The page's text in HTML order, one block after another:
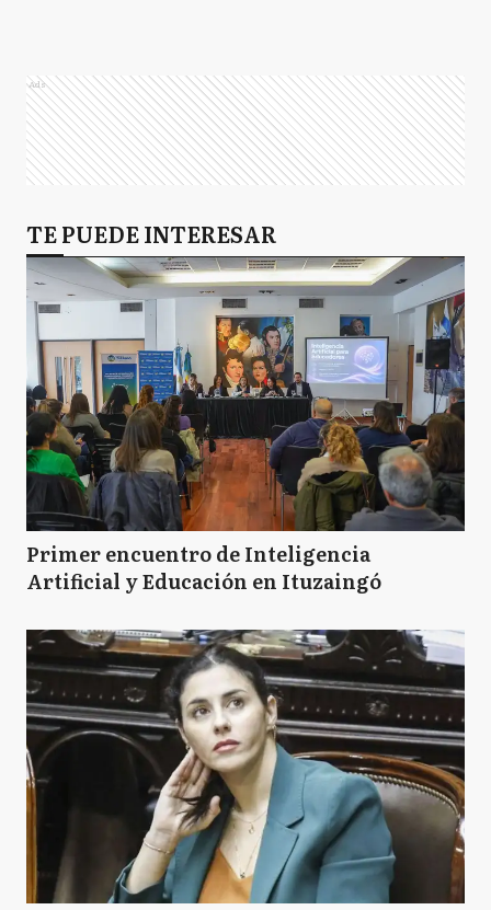
Juan Manuel Álvarez
Walter Mariano
Wischnivetzky
Gustavo Sebastián
Walker
Ads
TE PUEDE INTERESAR
Primer encuentro de Inteligencia
Artificial y Educación en Ituzaingó